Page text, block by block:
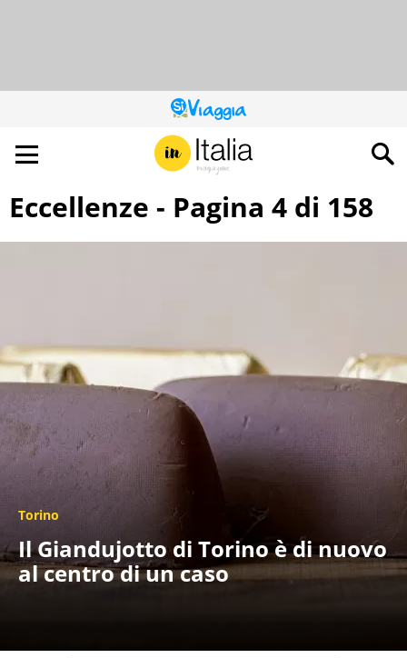
QUESTO
SITO
CONTRIBUISCE
ALL’AUDIENCE
DI
Eccellenze - Pagina 4 di 158
Torino
Il Giandujotto di Torino è di nuovo
al centro di un caso